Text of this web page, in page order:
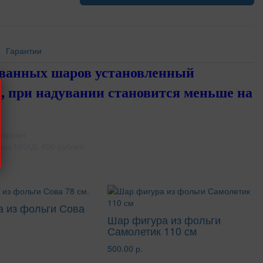
Гарантии
шаров установленный
при надувании становится меньше на
из фольги Сова
Шар фигура из фольги
Самолетик 110 см
500.00 р.